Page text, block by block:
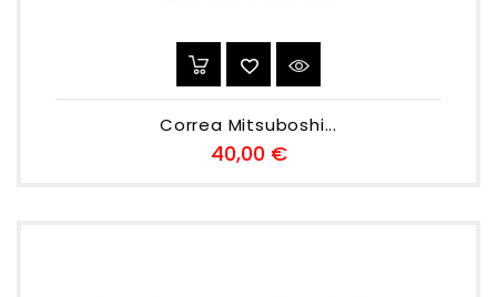
Correa Mitsuboshi...
40,00 €Preu